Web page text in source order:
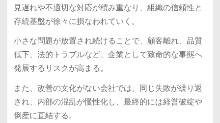
見遅れや不適切な対応が積み重なり、組織の信頼性と
存続基盤が徐々に損なわれていく。
小さな問題が放置され続けることで、顧客離れ、品質
低下、法的トラブルなど、企業として致命的な事態へ
発展するリスクが高まる。
また、改善の文化がない会社では、同じ失敗が繰り返
され、内部の混乱が慢性化し、最終的には経営破綻や
倒産に直結する。